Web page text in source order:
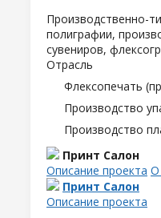
Производственно-
полиграфии,
сувениров,
Отрасль
Флексопечать
Производство
Производство
Принт Салон
Описание проекта О
Принт Салон
Описание проекта